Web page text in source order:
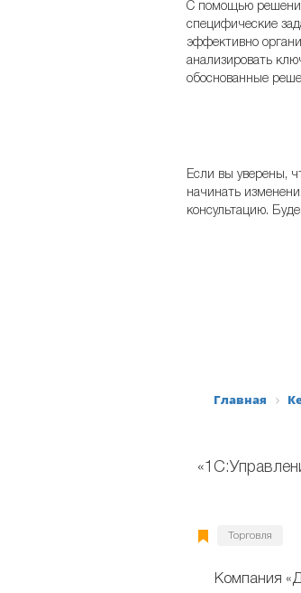
С помощью
специфические
эффективно
анализировать
обоснованные
Если вы уверены,
начинать
консультацию.
Главная
Торговля
Компания